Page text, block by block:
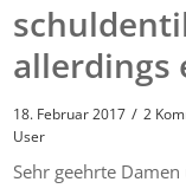
allerdings
18. Februar 2017 / 2
User
Sehr geehrte